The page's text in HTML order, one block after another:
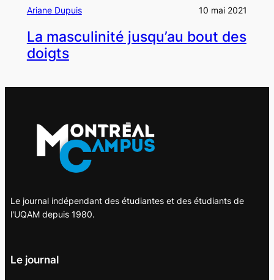
Ariane Dupuis 10 mai 2021
La masculinité jusqu’au bout des
doigts
Le journal indépendant des étudiantes et des étudiants de
l'UQAM depuis 1980.
Le journal